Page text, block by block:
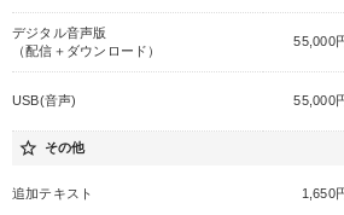
デジタル音声版
（配信＋ダウンロード）
55,000
USB(音声) 55,000
star_border その他
追加テキスト 1,650